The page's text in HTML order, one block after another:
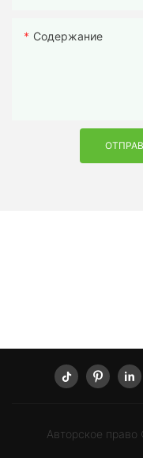
Содержание
Авторское